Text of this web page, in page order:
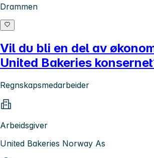
Drammen
Vil du bli en del av
United Bakeries
Regnskapsmedarbeider
Arbeidsgiver
United Bakeries Norway As